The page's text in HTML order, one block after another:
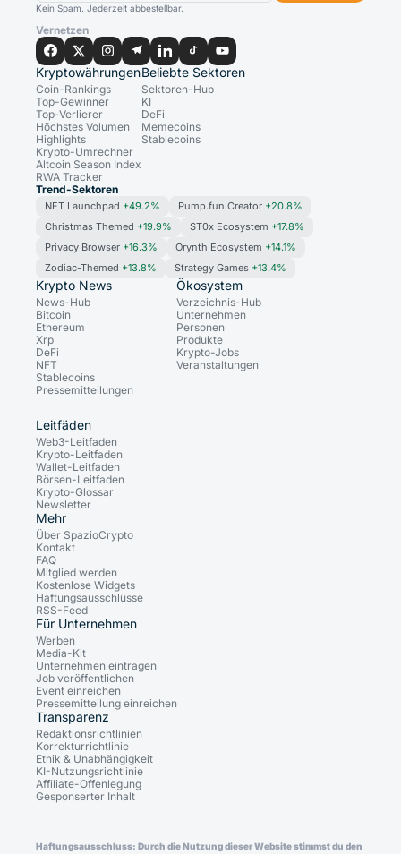
Kein Spam. Jederzeit abbestellbar.
Vernetzen
Kryptowährungen
Coin-Rankings
Top-Gewinner
Top-Verlierer
Höchstes Volumen
Highlights
Krypto-Umrechner
Altcoin Season Index
RWA Tracker
Beliebte Sektoren
Sektoren-Hub
KI
DeFi
Memecoins
Stablecoins
Trend-Sektoren
NFT Launchpad +49.2% Pump.fun Creator +20.8%
Christmas Themed +19.9% ST0x Ecosystem +17.8%
Privacy Browser +16.3% Orynth Ecosystem +14.1%
Zodiac-Themed +13.8% Strategy Games +13.4%
Krypto News
News-Hub
Bitcoin
Ethereum
Xrp
DeFi
NFT
Stablecoins
Pressemitteilungen
Ökosystem
Verzeichnis-Hub
Unternehmen
Personen
Produkte
Krypto-Jobs
Veranstaltungen
Leitfäden
Web3-Leitfaden
Krypto-Leitfaden
Wallet-Leitfaden
Börsen-Leitfaden
Krypto-Glossar
Newsletter
Mehr
Über SpazioCrypto
Kontakt
FAQ
Mitglied werden
Kostenlose Widgets
Haftungsausschlüsse
RSS-Feed
Für Unternehmen
Werben
Media-Kit
Unternehmen eintragen
Job veröffentlichen
Event einreichen
Pressemitteilung einreichen
Transparenz
Redaktionsrichtlinien
Korrekturrichtlinie
Ethik & Unabhängigkeit
KI-Nutzungsrichtlinie
Affiliate-Offenlegung
Gesponserter Inhalt
Haftungsausschluss: Durch die Nutzung dieser Website stimmst du den